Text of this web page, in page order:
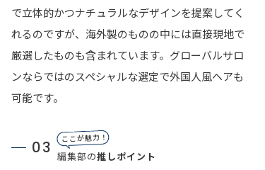
で立体的かつナチュラルなデザインを提案してく
れるのですが、海外製のものの中には直接現地で
厳選したものも含まれています。グローバルサロ
ンならではのスペシャルな選定で外国人風ヘアも
可能です。
03
ここが魅力！
編集部の推しポイント